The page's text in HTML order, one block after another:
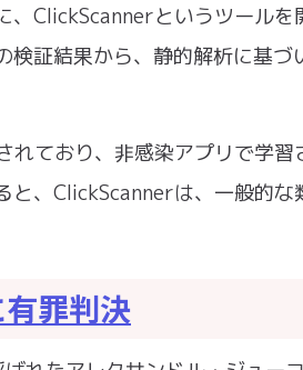
、ClickScannerというツールを
検証結果から、静的解析に基づ
れており、非感染アプリで学習
と、ClickScannerは、一般的な
罪判決